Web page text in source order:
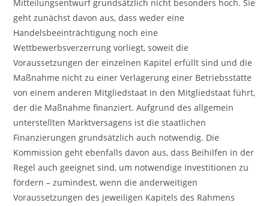
Mitteilungsentwurf grundsätzlich nicht besonders hoch. Sie
geht zunächst davon aus, dass weder eine
Handelsbeeinträchtigung noch eine
Wettbewerbsverzerrung vorliegt, soweit die
Voraussetzungen der einzelnen Kapitel erfüllt sind und die
Maßnahme nicht zu einer Verlagerung einer Betriebsstätte
von einem anderen Mitgliedstaat in den Mitgliedstaat führt,
der die Maßnahme finanziert. Aufgrund des allgemein
unterstellten Marktversagens ist die staatlichen
Finanzierungen grundsätzlich auch notwendig. Die
Kommission geht ebenfalls davon aus, dass Beihilfen in der
Regel auch geeignet sind, um notwendige Investitionen zu
fördern – zumindest, wenn die anderweitigen
Voraussetzungen des jeweiligen Kapitels des Rahmens